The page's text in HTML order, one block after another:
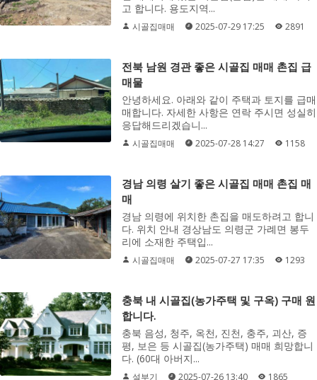
고 합니다. 용도지역...
시골집매매 2025-07-29 17:25 2891
전북 남원 경관 좋은 시골집 매매 촌집 급
매물
안녕하세요. 아래와 같이 주택과 토지를 급매
매합니다. 자세한 사항은 연락 주시면 성실히
응답해드리겠습니...
시골집매매 2025-07-28 14:27 1158
경남 의령 살기 좋은 시골집 매매 촌집 매
매
경남 의령에 위치한 촌집을 매도하려고 합니
다. 위치 안내 경상남도 의령군 가례면 봉두
리에 소재한 주택입...
시골집매매 2025-07-27 17:35 1293
충북 내 시골집(농가주택 및 구옥) 구매 원
합니다.
충북 음성, 청주, 옥천, 진천, 충주, 괴산, 증
평, 보은 등 시골집(농가주택) 매매 희망합니
다. (60대 아버지...
설부기 2025-07-26 13:40 1865